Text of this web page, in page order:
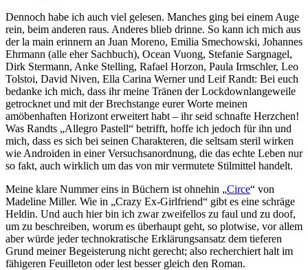
Dennoch habe ich auch viel gelesen. Manches ging bei einem Auge
rein, beim anderen raus. Anderes blieb drinne. So kann ich mich aus
der la main erinnern an Juan Moreno, Emilia Smechowski, Johannes
Ehrmann (alle eher Sachbuch), Ocean Vuong, Stefanie Sargnagel,
Dirk Stermann, Anke Stelling, Rafael Horzon, Paula Irmschler, Leo
Tolstoi, David Niven, Ella Carina Werner und Leif Randt: Bei euch
bedanke ich mich, dass ihr meine Tränen der Lockdownlangeweile
getrocknet und mit der Brechstange eurer Worte meinen
amöbenhaften Horizont erweitert habt – ihr seid schnafte Herzchen!
Was Randts „Allegro Pastell“ betrifft, hoffe ich jedoch für ihn und
mich, dass es sich bei seinen Charakteren, die seltsam steril wirken
wie Androiden in einer Versuchsanordnung, die das echte Leben nur
so fakt, auch wirklich um das von mir vermutete Stilmittel handelt.
Meine klare Nummer eins in Büchern ist ohnehin „Circe“ von
Madeline Miller. Wie in „Crazy Ex-Girlfriend“ gibt es eine schräge
Heldin. Und auch hier bin ich zwar zweifellos zu faul und zu doof,
um zu beschreiben, worum es überhaupt geht, so plotwise, vor allem
aber würde jeder technokratische Erklärungsansatz dem tieferen
Grund meiner Begeisterung nicht gerecht; also recherchiert halt im
fähigeren Feuilleton oder lest besser gleich den Roman.